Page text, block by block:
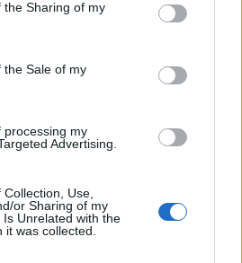
usage behaviour. You may click to
Google and its third-party tags to
purposes in below Google
the Sharing of my
the Sale of my
processing my
Advertising.
Use,
or Sharing of my
Unrelated with the
was collected.